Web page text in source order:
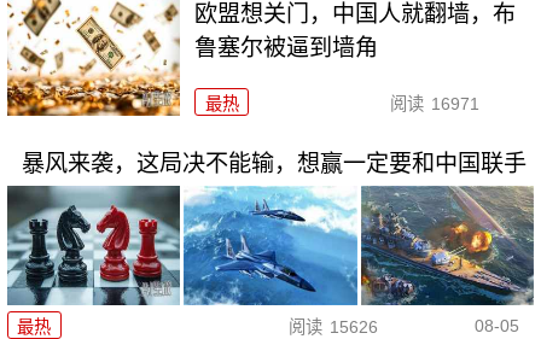
欧盟想关门，中国人就翻墙，布
鲁塞尔被逼到墙角
最热 阅读 16971
暴风来袭，这局决不能输，想赢一定要和中国联手
最热 阅读 15626 08-05